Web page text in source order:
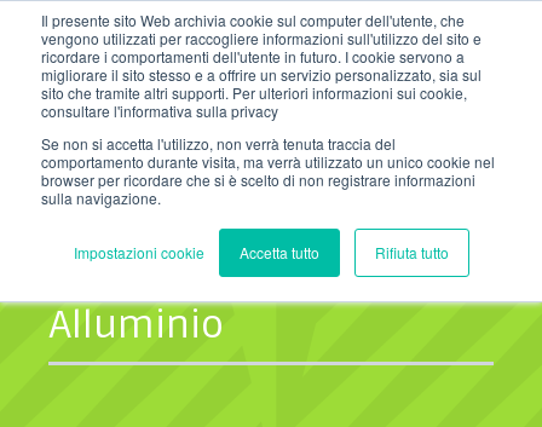
Il presente sito Web archivia cookie sul computer dell'utente, che
vengono utilizzati per raccogliere informazioni sull'utilizzo del sito e
ricordare i comportamenti dell'utente in futuro. I cookie servono a
migliorare il sito stesso e a offrire un servizio personalizzato, sia sul
sito che tramite altri supporti. Per ulteriori informazioni sui cookie,
consultare l'informativa sulla privacy
Se non si accetta l'utilizzo, non verrà tenuta traccia del
comportamento durante visita, ma verrà utilizzato un unico cookie nel
browser per ricordare che si è scelto di non registrare informazioni
sulla navigazione.
Impostazioni cookie Accetta tutto Rifiuta tutto
Salta
contenuto
info@nordzinc.comT. (+39) 030.99.26.000
Articoli su
Alluminio